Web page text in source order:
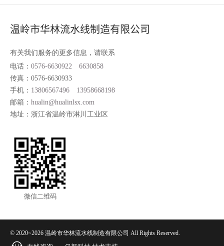
温岭市华林流水线制造有限公司
有关我们服务的更多信息，请联系
电话： 0576-6630922
6630858
传真：0576-6630933
手机： 13806567496
13958668198
邮箱： hualin@hualinlsx.com
地址：浙江省温岭市淋川工业区
微信二维码
© 2020~2026 温岭市华林流水线制造有限公司 All Rights Reserved.